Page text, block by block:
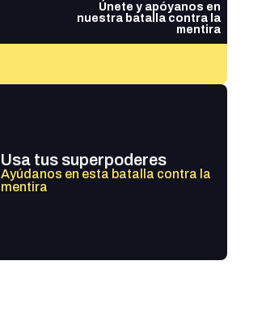
Únete y apóyanos en
nuestra batalla contra la
mentira
Usa tus superpoderes
Ayúdanos en esta batalla contra la
mentira